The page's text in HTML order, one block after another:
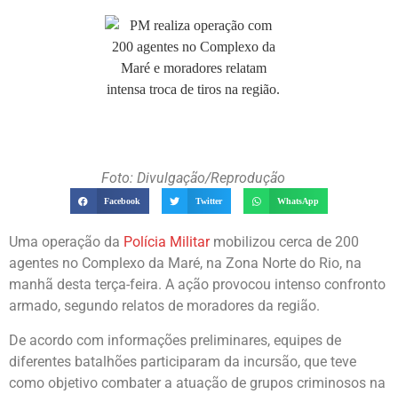
Foto: Divulgação/Reprodução
Facebook Twitter WhatsApp
Uma operação da Polícia Militarmobilizou cerca de 200
agentes no Complexo da Maré, na Zona Norte do Rio, na
manhã desta terça-feira. A ação provocou intenso confronto
armado, segundo relatos de moradores da região.
De acordo com informações preliminares, equipes de
diferentes batalhões participaram da incursão, que teve
como objetivo combater a atuação de grupos criminosos na